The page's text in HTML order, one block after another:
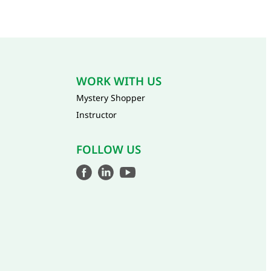
WORK WITH US
Mystery Shopper
Instructor
FOLLOW US